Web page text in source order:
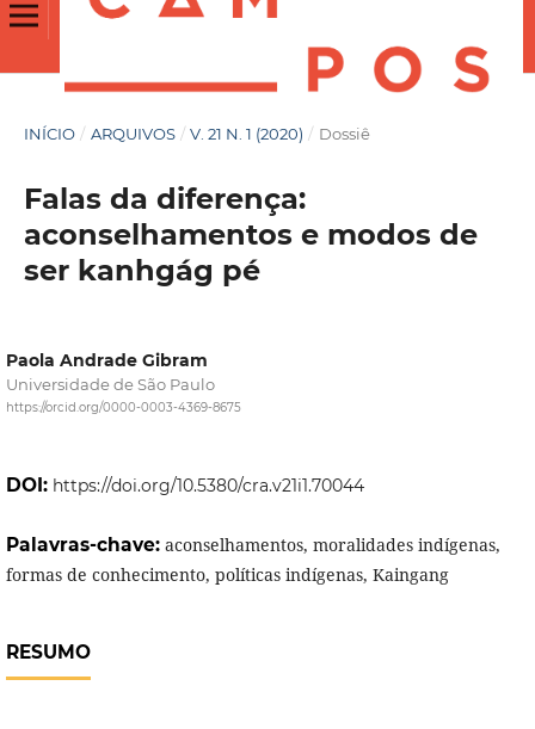
INÍCIO / ARQUIVOS / V. 21 N. 1 (2020) / Dossiê
Falas da diferença:
aconselhamentos e modos de
ser kanhgág pé
Paola Andrade Gibram
Universidade de São Paulo
https://orcid.org/0000-0003-4369-8675
DOI: https://doi.org/10.5380/cra.v21i1.70044
Palavras-chave: aconselhamentos, moralidades indígenas,
formas de conhecimento, políticas indígenas, Kaingang
RESUMO